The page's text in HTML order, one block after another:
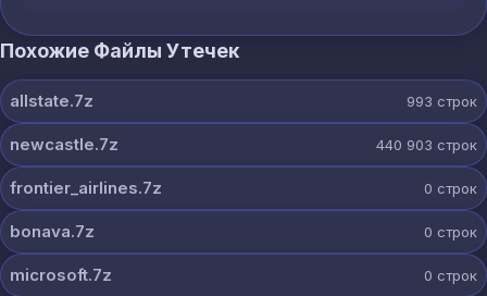
Похожие Файлы Утечек
allstate.7z 993 строк
newcastle.7z 440 903 строк
frontier_airlines.7z 0 строк
bonava.7z 0 строк
microsoft.7z 0 строк